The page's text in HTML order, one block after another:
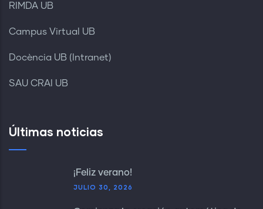
RIMDA UB
Campus Virtual UB
Docència UB (Intranet)
SAU CRAI UB
Últimas noticias
¡Feliz verano!
JULIO 30, 2026